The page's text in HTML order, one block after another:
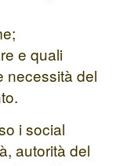
e quali
necessità del
i social
autorità del